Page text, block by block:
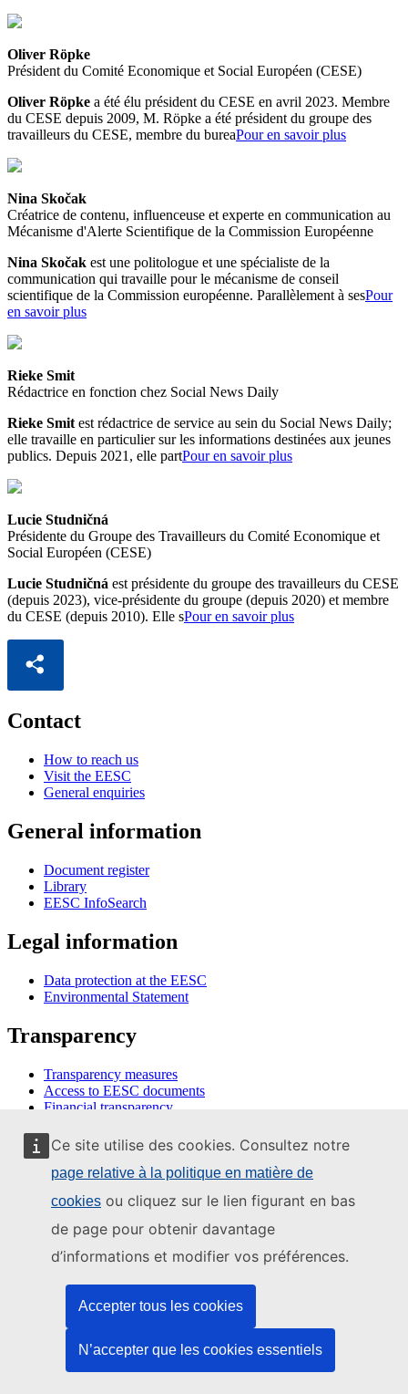
Ce site utilise des cookies. Consultez notre
page relative à la politique en matière de
cookies ou cliquez sur le lien figurant en bas
de page pour obtenir davantage
d’informations et modifier vos préférences.
Accepter tous les cookies
N’accepter que les cookies essentiels
Oliver Röpke
Président du Comité Economique et Social Européen (CESE)
Oliver Röpke a été élu président du CESE en avril 2023. Membre
du CESE depuis 2009, M. Röpke a été président du groupe des
travailleurs du CESE, membre du bureaPour en savoir plus
Nina Skočak
Créatrice de contenu, influenceuse et experte en communication au
Mécanisme d'Alerte Scientifique de la Commission Européenne
Nina Skočak est une politologue et une spécialiste de la
communication qui travaille pour le mécanisme de conseil
scientifique de la Commission européenne. Parallèlement à sesPour
en savoir plus
Rieke Smit
Rédactrice en fonction chez Social News Daily
Rieke Smit est rédactrice de service au sein du Social News Daily;
elle travaille en particulier sur les informations destinées aux jeunes
publics. Depuis 2021, elle partPour en savoir plus
Lucie Studničná
Présidente du Groupe des Travailleurs du Comité Economique et
Social Européen (CESE)
Lucie Studničná est présidente du groupe des travailleurs du CESE
(depuis 2023), vice-présidente du groupe (depuis 2020) et membre
du CESE (depuis 2010). Elle sPour en savoir plus
Contact
How to reach us
Visit the EESC
General enquiries
General information
Document register
Library
EESC InfoSearch
Legal information
Data protection at the EESC
Environmental Statement
Transparency
Transparency measures
Access to EESC documents
Financial transparency
Activities of former senior officials
Accessibility statement
Our website
Sitemap
RSS
Work with us
Jobs
Traineeships
Public procurement
Partnerships